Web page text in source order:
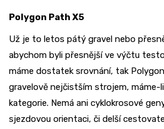
Polygon Path X5
Už je to letos pátý gravel nebo
abychom byli přesnější ve výčtu
máme dostatek srovnání, tak
gravelově nejčistším strojem,
kategorie. Nemá ani cyklokrosové
sjezdovou orientaci, či delší